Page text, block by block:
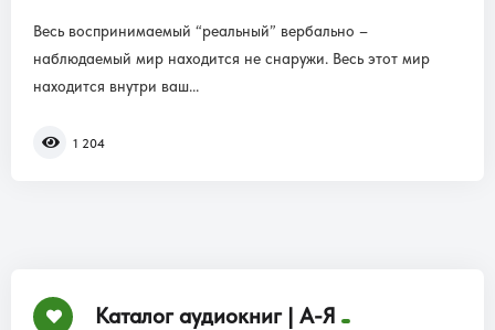
Весь воспринимаемый “реальный” вербально –
наблюдаемый мир находится не снаружи. Весь этот мир
находится внутри ваш...
1 204
Каталог аудиокниг | А-Я